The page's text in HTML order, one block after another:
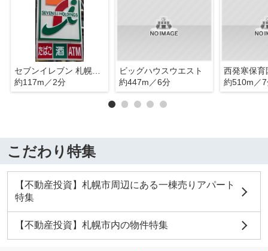
セブンイレブン 札幌発寒8条店
約117m／2分
ビッグハウスウエスト
約447m／6分
西発寒保育
約510m／
こだわり特集
【不動産投資】札幌市周辺にある一棟売りアパート
特集
【不動産投資】札幌市内の物件特集